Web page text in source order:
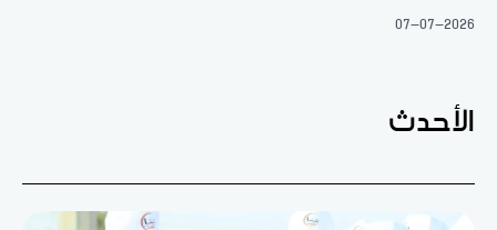
07-07-2026
الأحدث